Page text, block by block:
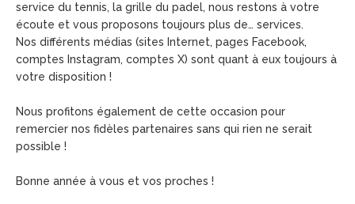
service du tennis, la grille du padel, nous restons à votre
écoute et vous proposons toujours plus de… services.
Nos différents médias (sites Internet, pages Facebook,
comptes Instagram, comptes X) sont quant à eux toujours à
votre disposition !
Nous profitons également de cette occasion pour
remercier nos fidèles partenaires sans qui rien ne serait
possible !
Bonne année à vous et vos proches !